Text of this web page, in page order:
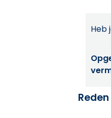
Heb
Reden